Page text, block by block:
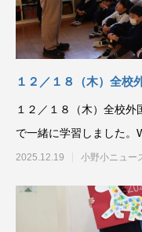
１２／１８（木）全校
１２／１８（木）全校
で一緒に学習しました
2025.12.19 小野小ニュー